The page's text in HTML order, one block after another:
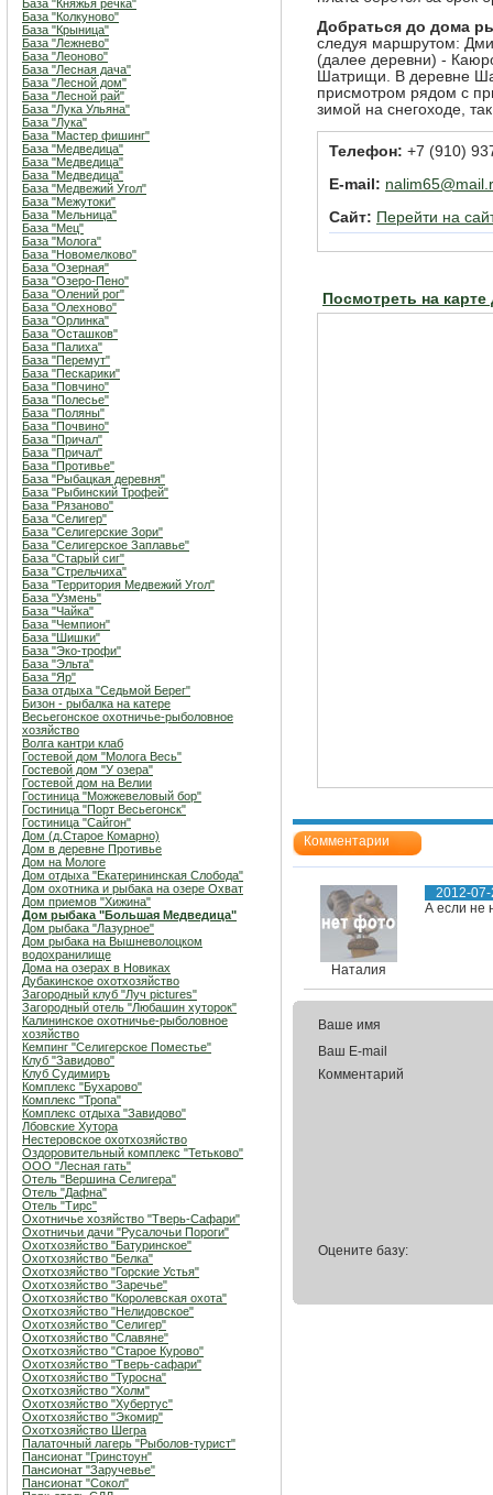
База "Княжья речка"
База "Колкуново"
База "Крыница"
База "Лежнево"
База "Леоново"
База "Лесная дача"
База "Лесной дом"
База "Лесной рай"
База "Лука Ульяна"
База "Лука"
База "Мастер фишинг"
База "Медведица"
База "Медведица"
База "Медведица"
База "Медвежий Угол"
База "Межутоки"
База "Мельница"
База "Мец"
База "Молога"
База "Новомелково"
База "Озерная"
База "Озеро-Пено"
База "Олений рог"
База "Олехново"
База "Орлинка"
База "Осташков"
База "Палиха"
База "Перемут"
База "Пескарики"
База "Повчино"
База "Полесье"
База "Поляны"
База "Почвино"
База "Причал"
База "Причал"
База "Противье"
База "Рыбацкая деревня"
База "Рыбинский Трофей"
База "Рязаново"
База "Селигер"
База "Селигерские Зори"
База "Селигерское Заплавье"
База "Старый сиг"
База "Стрельчиха"
База "Территория Медвежий Угол"
База "Узмень"
База "Чайка"
База "Чемпион"
База "Шишки"
База "Эко-трофи"
База "Эльта"
База "Яр"
База отдыха "Седьмой Берег"
Бизон - рыбалка на катере
Весьегонское охотничье-рыболовное
хозяйство
Волга кантри клаб
Гостевой дом "Молога Весь"
Гостевой дом "У озера"
Гостевой дом на Велии
Гостиница "Можжевеловый бор"
Гостиница "Порт Весьегонск"
Гостиница "Сайгон"
Дом (д.Старое Комарно)
Дом в деревне Противье
Дом на Мологе
Дом отдыха "Екатерининская Слобода"
Дом охотника и рыбака на озере Охват
Дом приемов "Хижина"
Дом рыбака "Большая Медведица"
Дом рыбака "Лазурное"
Дом рыбака на Вышневолоцком
водохранилище
Дома на озерах в Новиках
Дубакинское охотхозяйство
Загородный клуб "Луч pictures"
Загородный отель "Любашин хуторок"
Калининское охотничье-рыболовное
хозяйство
Кемпинг "Селигерское Поместье"
Клуб "Завидово"
Клуб Судимиръ
Комплекс "Бухарово"
Комплекс "Тропа"
Комплекс отдыха "Завидово"
Лбовские Хутора
Нестеровское охотхозяйство
Оздоровительный комплекс "Тетьково"
ООО "Лесная гать"
Отель "Вершина Селигера"
Отель "Дафна"
Отель "Тирс"
Охотничье хозяйство "Тверь-Сафари"
Охотничьи дачи "Русалочьи Пороги"
Охотхозяйство "Батуринское"
Охотхозяйство "Белка"
Охотхозяйство "Горские Устья"
Охотхозяйство "Заречье"
Охотхозяйство "Королевская охота"
Охотхозяйство "Нелидовское"
Охотхозяйство "Селигер"
Охотхозяйство "Славяне"
Охотхозяйство "Старое Курово"
Охотхозяйство "Тверь-сафари"
Охотхозяйство "Туросна"
Охотхозяйство "Холм"
Охотхозяйство "Хубертус"
Охотхозяйство "Экомир"
Охотхозяйство Шегра
Палаточный лагерь "Рыболов-турист"
Пансионат "Гринстоун"
Пансионат "Заручевье"
Пансионат "Сокол"
Добраться до дома
следуя маршрутом:
(далее деревни) -
Шатрищи. В деревне
присмотром рядом с
зимой на снегоходе,
Телефон: +7 (910)
E-mail:
Сайт: Перейти на
Посмотреть на
Комментарии
Наталия
2012-
А если не
Ваше имя
Ваш E-mail
Комментарий
Оцените базу: